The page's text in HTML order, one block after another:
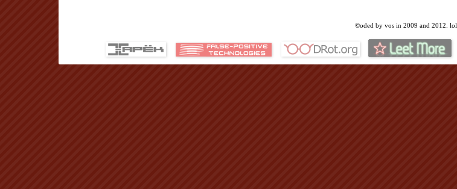
©oded by vos in 2009 and 2012. lol